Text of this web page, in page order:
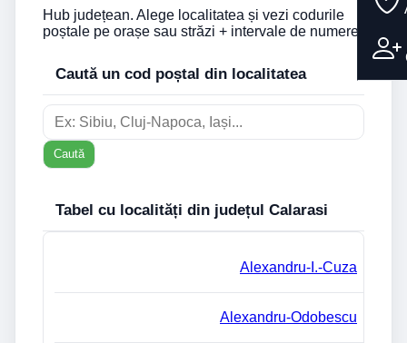
Hub județean. Alege localitatea și vezi codurile
poștale pe orașe sau străzi + intervale de numere.
Caută un cod poștal din localitatea
Caută
Tabel cu localități din județul Calarasi
Alexandru-I.-Cuza
Alexandru-Odobescu